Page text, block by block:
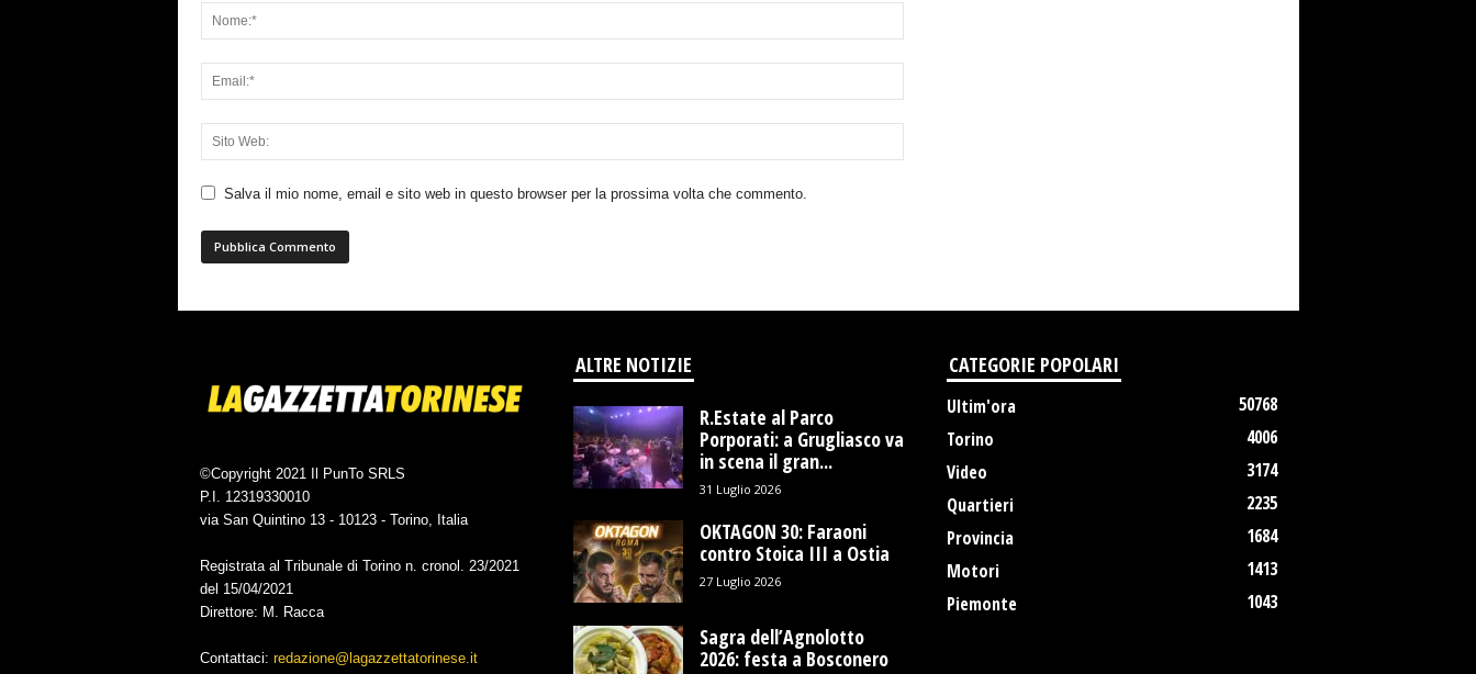
Salva il mio nome, email e sito web in questo browser per la prossima volta che commento.
©Copyright 2021 Il PunTo SRLS
P.I. 12319330010
via San Quintino 13 - 10123 - Torino, Italia
Registrata al Tribunale di Torino n. cronol. 23/2021
del 15/04/2021
Direttore: M. Racca
Contattaci: redazione@lagazzettatorinese.it
ALTRE NOTIZIE
R.Estate al Parco
Porporati: a Grugliasco va
in scena il gran...
31 Luglio 2026
OKTAGON 30: Faraoni
contro Stoica III a Ostia
27 Luglio 2026
Sagra dell’Agnolotto
2026: festa a Bosconero
CATEGORIE POPOLARI
Ultim'ora
50768
Torino
4006
Video
3174
Quartieri
2235
Provincia
1684
Motori
1413
Piemonte
1043